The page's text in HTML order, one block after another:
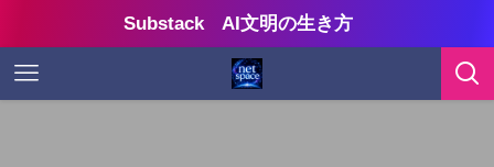
Substack AI文明の生き方